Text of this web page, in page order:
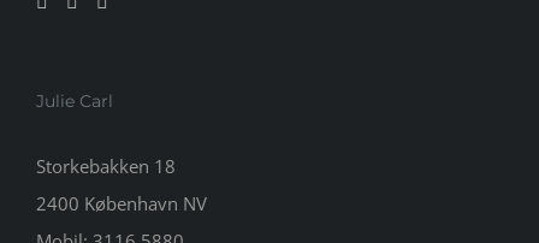
Julie Carl
Storkebakken 18
2400 København NV